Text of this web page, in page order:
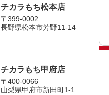
チカラもち松本店
〒399-0002
長野県松本市芳野11-14
チカラもち甲府店
〒400-0066
山梨県甲府市新田町1-1